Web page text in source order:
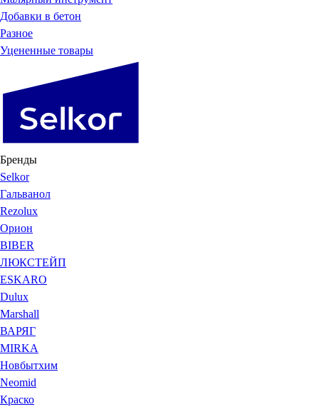
Добавки в бетон
Разное
Уцененные товары
Бренды
Selkor
Гальванол
Rezolux
Орион
BIBER
ЛЮКСТЕЙП
ESKARO
Dulux
Marshall
ВАРЯГ
MIRKA
Новбытхим
Neomid
Краско